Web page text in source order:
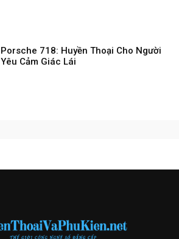
Porsche 718: Huyền Thoại Cho Người
Yêu Cảm Giác Lái